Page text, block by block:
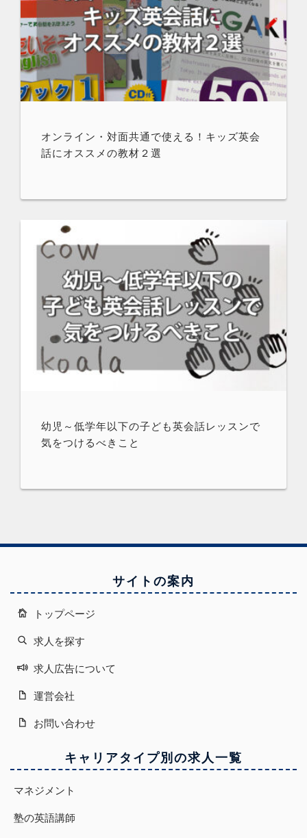
オンライン・対面共通で使える！キッズ英会
話にオススメの教材２選
幼児～低学年以下の子ども英会話レッスンで
気をつけるべきこと
サイトの案内
トップページ
求人を探す
求人広告について
運営会社
お問い合わせ
キャリアタイプ別の求人一覧
マネジメント
塾の英語講師